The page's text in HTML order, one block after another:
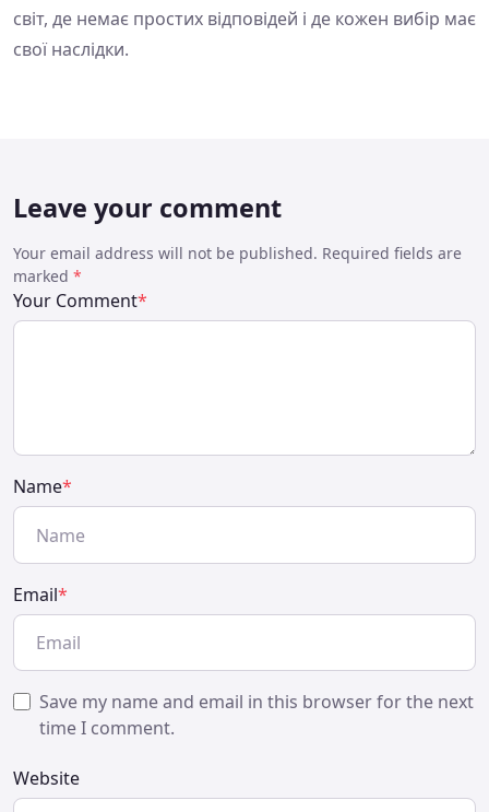
світ, де немає простих відповідей і де кожен вибір має
свої наслідки.
Leave your comment
Your email address will not be published. Required fields are
marked *
Your Comment*
Name*
Email*
Save my name and email in this browser for the next
time I comment.
Website